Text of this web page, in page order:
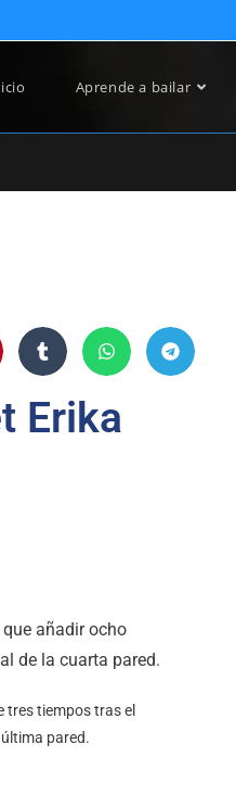
Aprende a bailar
Erika
añadir ocho
de la cuarta pared.
tres tiempos tras el
pared.